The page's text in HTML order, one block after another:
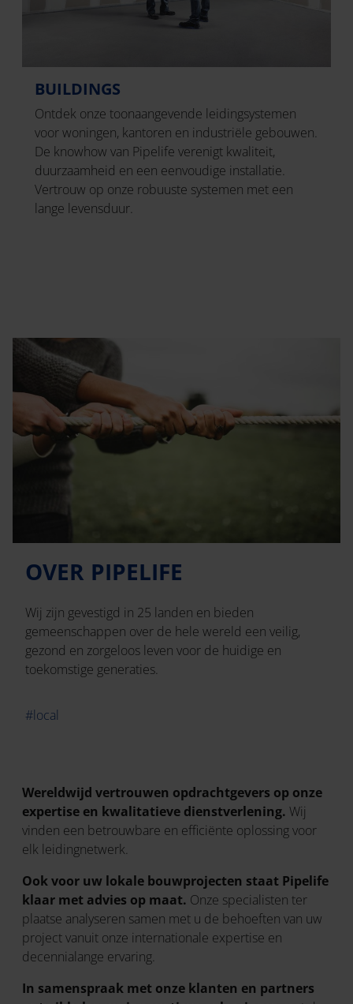
BUILDINGS
Ontdek onze toonaangevende leidingsystemen
voor woningen, kantoren en industriële gebouwen.
De knowhow van Pipelife verenigt kwaliteit,
duurzaamheid en een eenvoudige installatie.
Vertrouw op onze robuuste systemen met een
lange levensduur.
OVER PIPELIFE
Wij zijn gevestigd in 25 landen en bieden
gemeenschappen over de hele wereld een veilig,
gezond en zorgeloos leven voor de huidige en
toekomstige generaties.
#local
Wereldwijd vertrouwen opdrachtgevers op onze
expertise en kwalitatieve dienstverlening. Wij
vinden een betrouwbare en efficiënte oplossing voor
elk leidingnetwerk.
Ook voor uw lokale bouwprojecten staat Pipelife
klaar met advies op maat. Onze specialisten ter
plaatse analyseren samen met u de behoeften van uw
project vanuit onze internationale expertise en
decennialange ervaring.
In samenspraak met onze klanten en partners